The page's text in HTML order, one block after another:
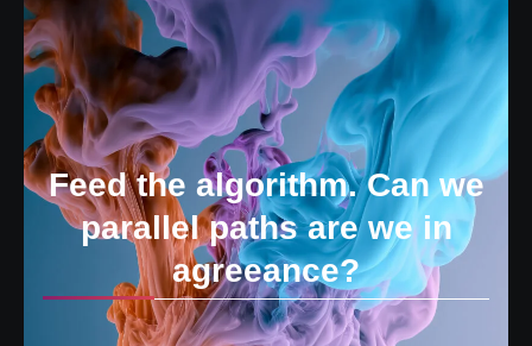
Feed the algorithm. Can we
parallel paths are we in
agreeance?